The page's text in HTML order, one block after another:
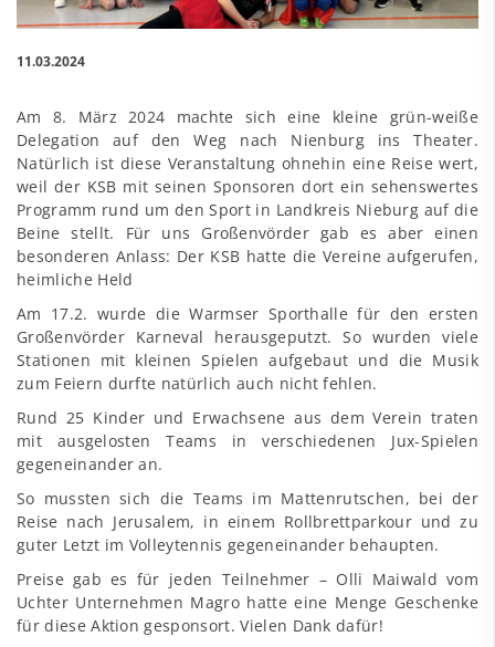
11.03.2024
Am 8. März 2024 machte sich eine kleine grün-weiße
Delegation auf den Weg nach Nienburg ins Theater.
Natürlich ist diese Veranstaltung ohnehin eine Reise wert,
weil der KSB mit seinen Sponsoren dort ein sehenswertes
Programm rund um den Sport in Landkreis Nieburg auf die
Beine stellt. Für uns Großenvörder gab es aber einen
besonderen Anlass: Der KSB hatte die Vereine aufgerufen,
heimliche Held
Am 17.2. wurde die Warmser Sporthalle für den ersten
Großenvörder Karneval herausgeputzt. So wurden viele
Stationen mit kleinen Spielen aufgebaut und die Musik
zum Feiern durfte natürlich auch nicht fehlen.
Rund 25 Kinder und Erwachsene aus dem Verein traten
mit ausgelosten Teams in verschiedenen Jux-Spielen
gegeneinander an.
So mussten sich die Teams im Mattenrutschen, bei der
Reise nach Jerusalem, in einem Rollbrettparkour und zu
guter Letzt im Volleytennis gegeneinander behaupten.
Preise gab es für jeden Teilnehmer – Olli Maiwald vom
Uchter Unternehmen Magro hatte eine Menge Geschenke
für diese Aktion gesponsort. Vielen Dank dafür!